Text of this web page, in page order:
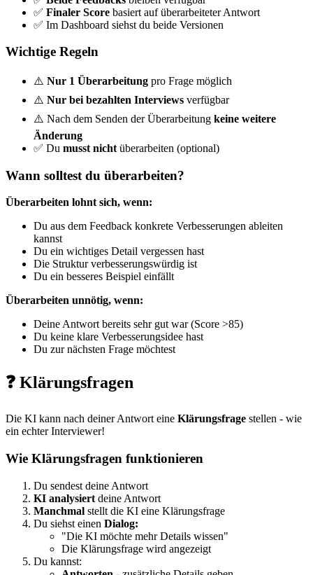
✅ Finaler Score basiert auf überarbeiteter Antwort
✅ Im Dashboard siehst du beide Versionen
Wichtige Regeln
⚠️ Nur 1 Überarbeitung pro Frage möglich
⚠️ Nur bei bezahlten Interviews verfügbar
⚠️ Nach dem Senden der Überarbeitung keine weitere
Änderung
✅ Du musst nicht überarbeiten (optional)
Wann solltest du überarbeiten?
Überarbeiten lohnt sich, wenn:
Du aus dem Feedback konkrete Verbesserungen ableiten
kannst
Du ein wichtiges Detail vergessen hast
Die Struktur verbesserungswürdig ist
Du ein besseres Beispiel einfällt
Überarbeiten unnötig, wenn:
Deine Antwort bereits sehr gut war (Score >85)
Du keine klare Verbesserungsidee hast
Du zur nächsten Frage möchtest
❓ Klärungsfragen
Die KI kann nach deiner Antwort eine Klärungsfrage stellen - wie
ein echter Interviewer!
Wie Klärungsfragen funktionieren
Du sendest deine Antwort
KI analysiert deine Antwort
Manchmal stellt die KI eine Klärungsfrage
Du siehst einen Dialog:
"Die KI möchte mehr Details wissen"
Die Klärungsfrage wird angezeigt
Du kannst: